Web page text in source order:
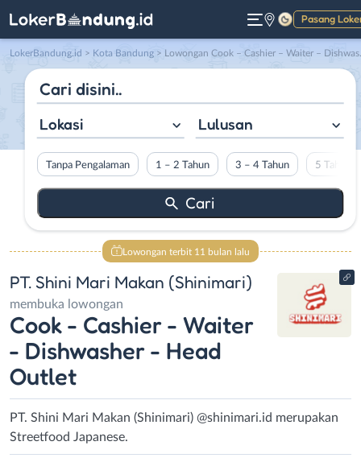
Pasang
Gelap
LokerBandung.id > Kota Bandung > Lowongan Cook – Cashier – Waiter – Dishwasher – Head Outlet di PT. Shini Mari Makan (Shinimari)
Lokasi Lulusan
Tanpa Pengalaman 1 – 2 Tahun 3 – 4 Tahun 5 Tahun
Lowongan terbit 11 bulan lalu
PT. Shini Mari Makan (Shinimari)
membuka lowongan
Cook - Cashier - Waiter
- Dishwasher - Head
Outlet
PT. Shini Mari Makan (Shinimari) @shinimari.id merupakan
Streetfood Japanese.